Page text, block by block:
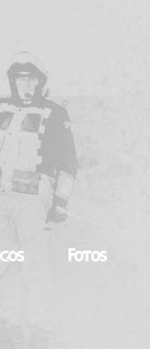
FOTOS